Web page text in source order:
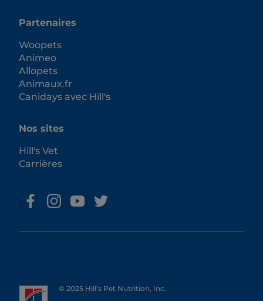
Partenaires
Woopets
Animeo
Allopets
Animaux.fr
Canidays avec Hill's
Nos sites
Hill's Vet
Carrières
© 2025 Hill's Pet Nutrition, Inc.